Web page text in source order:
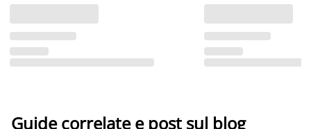
Guide correlate e post sul blog